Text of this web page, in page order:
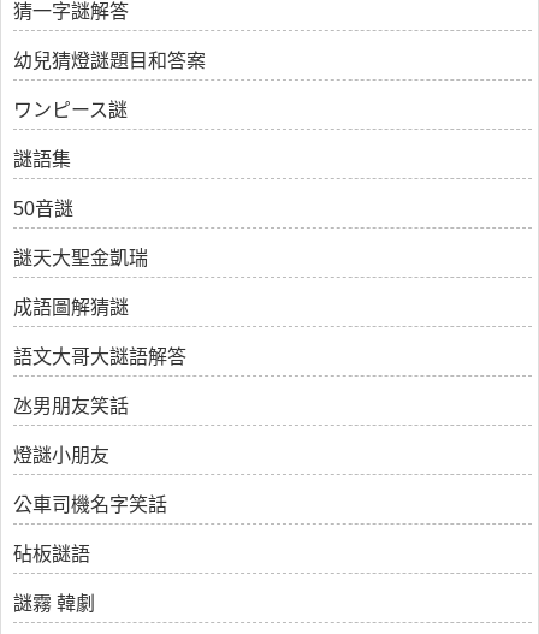
猜一字謎解答
幼兒猜燈謎題目和答案
ワンピース謎
謎語集
50音謎
謎天大聖金凱瑞
成語圖解猜謎
語文大哥大謎語解答
氹男朋友笑話
燈謎小朋友
公車司機名字笑話
砧板謎語
謎霧 韓劇